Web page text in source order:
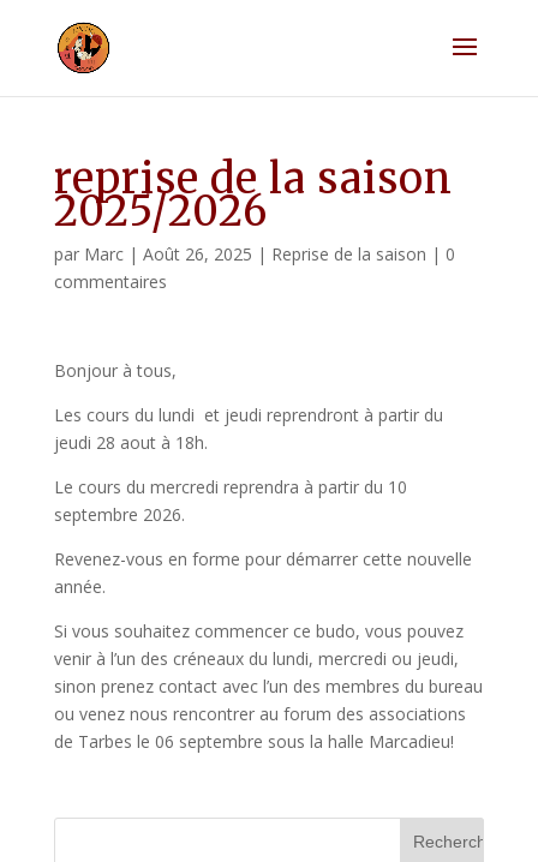
reprise de la saison
2025/2026
par Marc| Août 26, 2025 | Reprise de la saison | 0
commentaires
Bonjour à tous,
Les cours du lundi et jeudi reprendront à partir du
jeudi 28 aout à 18h.
Le cours du mercredi reprendra à partir du 10
septembre 2026.
Revenez-vous en forme pour démarrer cette nouvelle
année.
Si vous souhaitez commencer ce budo, vous pouvez
venir à l’un des créneaux du lundi, mercredi ou jeudi,
sinon prenez contact avec l’un des membres du bureau
ou venez nous rencontrer au forum des associations
de Tarbes le 06 septembre sous la halle Marcadieu!